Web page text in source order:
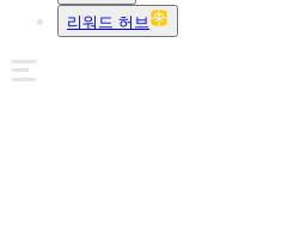
리워드 허브